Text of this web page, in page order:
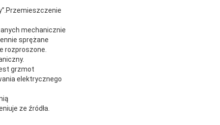
mechanicznie
sprężane
rozproszone.
grzmot
elektrycznego
ze źródła.